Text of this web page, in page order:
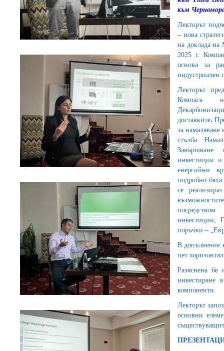
към
Лекторът
– нова
на доклада на
2025 г.
основа за
индустриален
Лекторът
Компаса
доставките.
за намаляване
стълба:
инвестиции и
енергийни
подробно бяха
се
инвестиции;
поръчки –
В допълнение
пет
Разяснена бе
инвестиране
компоненти.
Лекторът
основни